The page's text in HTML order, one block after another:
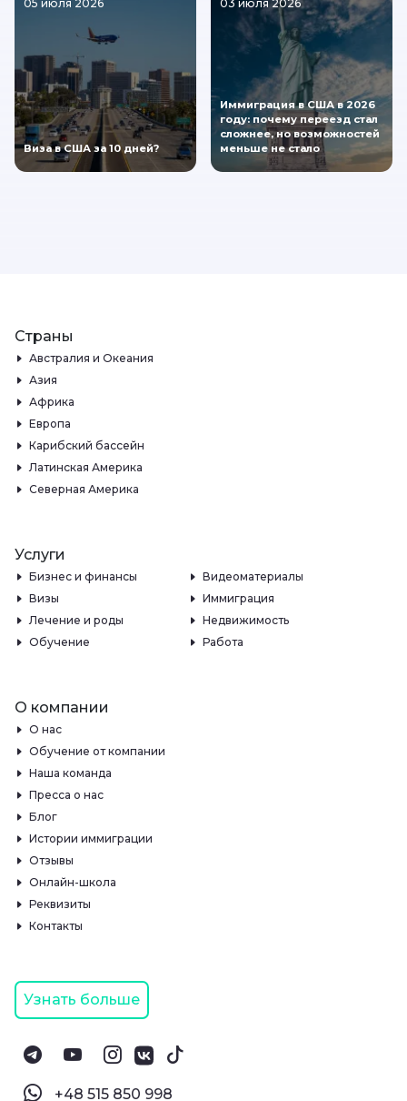
05 июля 2026
Виза в США за 10 дней?
03 июля 2026
Иммиграция в США в 2026
году: почему переезд стал
сложнее, но возможностей
меньше не стало
Страны
Австралия и Океания
Азия
Африка
Европа
Карибский бассейн
Латинская Америка
Северная Америка
Услуги
Бизнес и финансы
Видеоматериалы
Визы
Иммиграция
Лечение и роды
Недвижимость
Обучение
Работа
О компании
О нас
Обучение от компании
Наша команда
Пресса о нас
Блог
Истории иммиграции
Отзывы
Онлайн-школа
Реквизиты
Контакты
Узнать больше
‪+48 515 850 998‬